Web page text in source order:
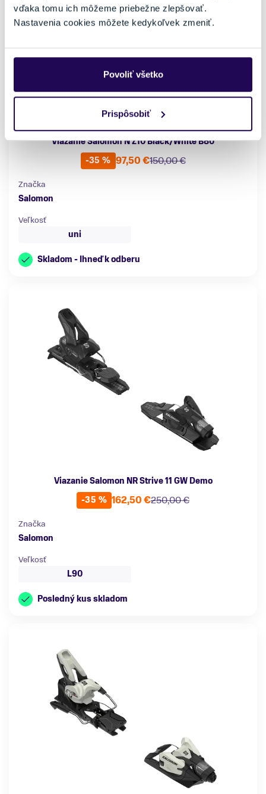
vďaka tomu ich môžeme priebežne zlepšovať.
Nastavenia cookies môžete kedykoľvek zmeniť.
Povoliť všetko
Prispôsobiť
Viazanie Salomon N Z10 Black/White B80
-35 %
150,00 €
97,50 €
Značka
Salomon
Veľkosť
uni
Skladom - Ihneď k odberu
Viazanie Salomon NR Strive 11 GW Demo
-35 %
250,00 €
162,50 €
Značka
Salomon
Veľkosť
L90
Posledný kus skladom